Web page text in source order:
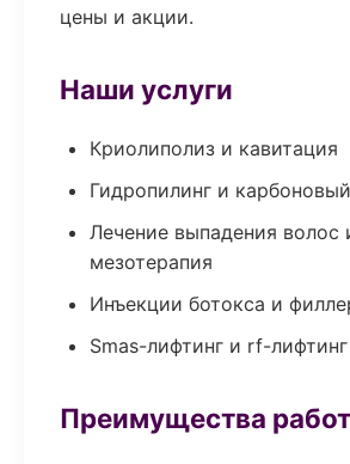
цены и акции.
Наши услуги
Криолиполиз и кавитация
Гидропилинг и
Лечение выпадения волос
мезотерапия
Инъекции ботокса и
Smas-лифтинг и rf-лифтинг
Преимущества